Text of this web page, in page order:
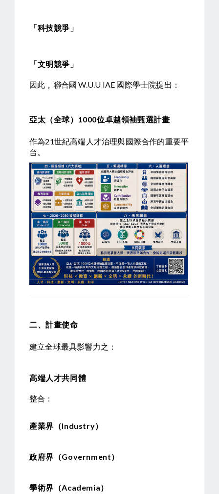
「科技競爭」
「文明競爭」
因此，聯合國 W.U.U IAE 國際學士院提出：
亞太（全球）1000位卓越領袖甄選計畫
作為21世紀高端人才治理與國際合作的重要平
台。
二、計畫使命
建立全球最具影響力之：
高端人才共同體
整合：
產業界（Industry）
政府界（Government）
學術界（Academia）